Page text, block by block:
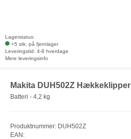
Lagerstatus:
+5 stk. på fjernlager
Leveringstid: 4-8 hverdage
Mere leveringsinfo
Makita DUH502Z Hækkeklipper
Batteri - 4,2 kg
Produktnummer: DUH502Z
EAN: